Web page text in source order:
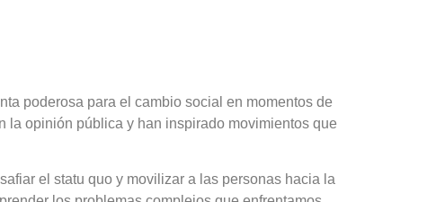
poderosa para el cambio social en momentos de
la opinión pública y han inspirado movimientos que
el statu quo y movilizar a las personas hacia la